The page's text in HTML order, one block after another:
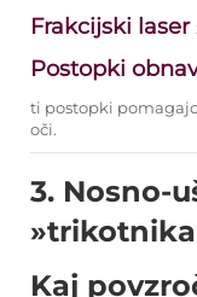
Frakcijski laser
Postopki
ti postopki
oči.
3. Nosno-
Kaj